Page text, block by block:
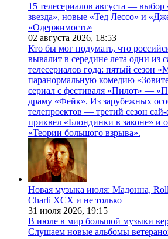
15 телесериалов августа —
звезда», новые «Тед Лессо» и
«Одержимость»
02 августа 2026, 18:53
Кто бы мог подумать, что
вывалит в середине лета одни из
телесериалов года: пятый сезон
паранормальную комедию
сериал с фестиваля «Пилот» —
драму «Фейк». Из зарубежных
телепроектов — третий сезон
приквел «Блондинки в законе» и
«Теории большого взрыва».
Новая музыка июля: Мадонна,
Charli XCX и не только
31 июля 2026, 19:15
В июле в мир большой музыки
Слушаем новые альбомы